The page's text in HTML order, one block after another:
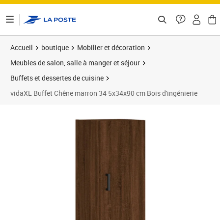
Accueil boutique
Mobilier et décoration
Meubles de salon, salle à manger et séjour
Buffets et dessertes de cuisine
vidaXL Buffet Chêne marron 34 5x34x90 cm Bois d'ingénierie